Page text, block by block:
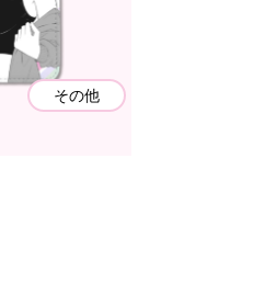
その他